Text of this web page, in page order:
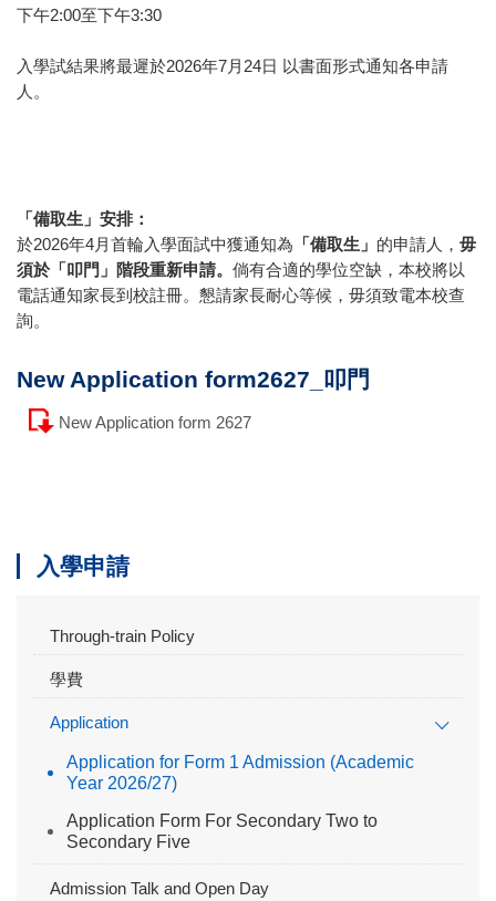
下午2:00至下午3:30
入學試結果將最遲於2026年7月24日 以書面形式通知各申請
人。
「備取生」安排：
於2026年4月首輪入學面試中獲通知為 「備取生」 的申請人， 毋
須於「叩門」階段重新申請。 倘有合適的學位空缺，本校將以
電話通知家長到校註冊。懇請家長耐心等候，毋須致電本校查
詢。
New Application form2627_叩門
New Application form 2627
入學申請
Through-train Policy
學費
Application
Application for Form 1 Admission (Academic
Year 2026/27)
Application Form For Secondary Two to
Secondary Five
Admission Talk and Open Day